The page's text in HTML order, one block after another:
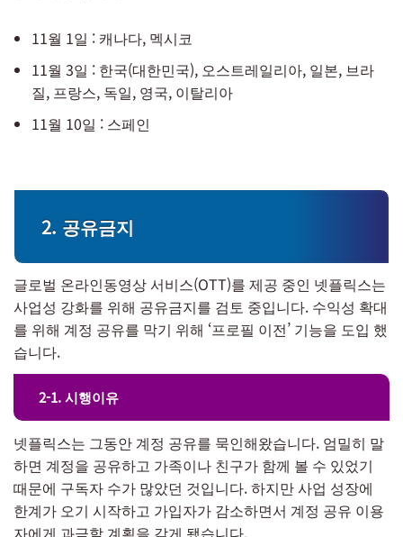
11월 1일 : 캐나다, 멕시코
11월 3일 : 한국(대한민국), 오스트레일리아, 일본, 브라
질, 프랑스, 독일, 영국, 이탈리아
11월 10일 : 스페인
2. 공유금지
글로벌 온라인동영상 서비스(OTT)를 제공 중인 넷플릭스는
사업성 강화를 위해 공유금지를 검토 중입니다. 수익성 확대
를 위해 계정 공유를 막기 위해 ‘프로필 이전’ 기능을 도입 했
습니다.
2-1. 시행이유
넷플릭스는 그동안 계정 공유를 묵인해왔습니다. 엄밀히 말
하면 계정을 공유하고 가족이나 친구가 함께 볼 수 있었기
때문에 구독자 수가 많았던 것입니다. 하지만 사업 성장에
한계가 오기 시작하고 가입자가 감소하면서 계정 공유 이용
자에게 과금할 계획을 갖게 됐습니다.